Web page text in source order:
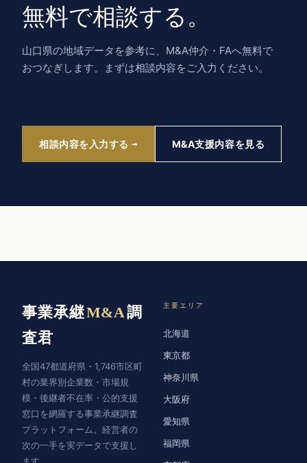
無料で相談する。
山口県の地域データを参考に、M&A仲介・FAへ無料で
おつなぎします。まずは相談内容をご入力ください。
相談内容を入力する M&A支援内容を見る
事業承継M&A調
査君
全国47都道府県・1,746市区町
村の業界別企業数・市場規
模・後継者不在率・公的支援
窓口を網羅する事業承継調査
プラットフォーム。経営者の
次の一手を実データで支援し
主要エリア
北海道
東京都
神奈川県
大阪府
愛知県
福岡県